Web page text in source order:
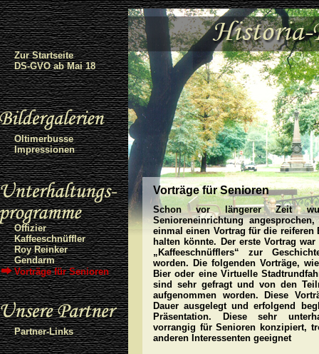
Zur Startseite
DS-GVO ab Mai 18
Oltimerbusse
Impressionen
Offizier
Kaffeeschnüffler
Roy Reinker
Gendarm
Vorträge für Senioren
Partner-Links
Vorträge für Senioren
Schon vor längerer Zeit
Senioreneinrichtung
einmal einen Vortrag für die reiferen
halten könnte. Der erste Vortrag
„Kaffeeschnüfflers“ zur
worden. Die folgenden Vorträge,
Bier oder eine Virtuelle
sind sehr gefragt und von den
aufgenommen worden. Diese
Dauer ausgelegt und erfolgend
Präsentation. Diese sehr
vorrangig für Senioren konzipiert,
anderen Interessenten geeignet